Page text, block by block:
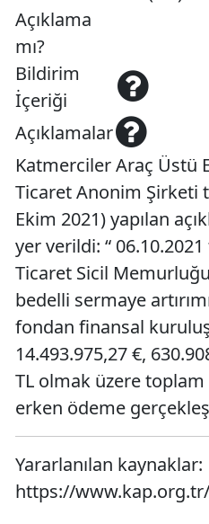
Açıklama
mı?
Bildirim
İçeriği
Açıklamalar
Katmerciler Araç Üstü
Ticaret Anonim Şirketi
Ekim 2021) yapılan
yer verildi: “
Ticaret Sicil
bedelli sermaye
fondan finansal
14.493.975,27 €,
TL olmak üzere toplam
erken ödeme
Yararlanılan kaynaklar:
https://